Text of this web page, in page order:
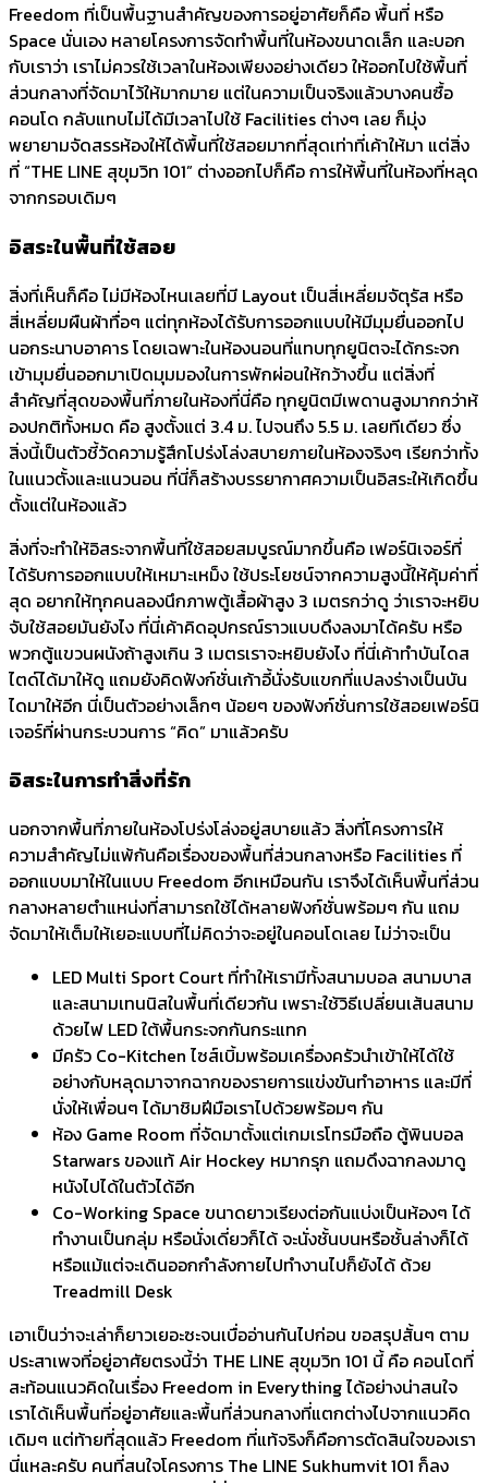
Freedom ที่เป็นพื้นฐานสำคัญของการอยู่อาศัยก็คือ พื้นที่ หรือ
Space นั่นเอง หลายโครงการจัดทำพื้นที่ในห้องขนาดเล็ก และบอก
กับเราว่า เราไม่ควรใช้เวลาในห้องเพียงอย่างเดียว ให้ออกไปใช้พื้นที่
ส่วนกลางที่จัดมาไว้ให้มากมาย แต่ในความเป็นจริงแล้วบางคนซื้อ
คอนโด กลับแทบไม่ได้มีเวลาไปใช้ Facilities ต่างๆ เลย ก็มุ่ง
พยายามจัดสรรห้องให้ได้พื้นที่ใช้สอยมากที่สุดเท่าที่เค้าให้มา แต่สิ่ง
ที่ “THE LINE สุขุมวิท 101” ต่างออกไปก็คือ การให้พื้นที่ในห้องที่หลุด
จากกรอบเดิมๆ
อิสระในพื้นที่ใช้สอย
สิ่งที่เห็นก็คือ ไม่มีห้องไหนเลยที่มี Layout เป็นสี่เหลี่ยมจัตุรัส หรือ
สี่เหลี่ยมผืนผ้าทื่อๆ แต่ทุกห้องได้รับการออกแบบให้มีมุมยื่นออกไป
นอกระนาบอาคาร โดยเฉพาะในห้องนอนที่แทบทุกยูนิตจะได้กระจก
เข้ามุมยื่นออกมาเปิดมุมมองในการพักผ่อนให้กว้างขึ้น แต่สิ่งที่
สำคัญที่สุดของพื้นที่ภายในห้องที่นี่คือ ทุกยูนิตมีเพดานสูงมากกว่าห้
องปกติทั้งหมด คือ สูงตั้งแต่ 3.4 ม. ไปจนถึง 5.5 ม. เลยทีเดียว ซึ่ง
สิ่งนี้เป็นตัวชี้วัดความรู้สึกโปร่งโล่งสบายภายในห้องจริงๆ เรียกว่าทั้ง
ในแนวตั้งและแนวนอน ที่นี่ก็สร้างบรรยากาศความเป็นอิสระให้เกิดขึ้น
ตั้งแต่ในห้องแล้ว
สิ่งที่จะทำให้อิสระจากพื้นที่ใช้สอยสมบูรณ์มากขึ้นคือ เฟอร์นิเจอร์ที่
ได้รับการออกแบบให้เหมาะเหม็ง ใช้ประโยชน์จากความสูงนี้ให้คุ้มค่าที่
สุด อยากให้ทุกคนลองนึกภาพตู้เสื้อผ้าสูง 3 เมตรกว่าดู ว่าเราจะหยิบ
จับใช้สอยมันยังไง ที่นี่เค้าคิดอุปกรณ์ราวแบบดึงลงมาได้ครับ หรือ
พวกตู้แขวนผนังถ้าสูงเกิน 3 เมตรเราจะหยิบยังไง ที่นี่เค้าทำบันไดส
ไตด์ได้มาให้ดู แถมยังคิดฟังก์ชั่นเก้าอี้นั่งรับแขกที่แปลงร่างเป็นบัน
ไดมาให้อีก นี่เป็นตัวอย่างเล็กๆ น้อยๆ ของฟังก์ชั่นการใช้สอยเฟอร์นิ
เจอร์ที่ผ่านกระบวนการ “คิด” มาแล้วครับ
อิสระในการทำสิ่งที่รัก
นอกจากพื้นที่ภายในห้องโปร่งโล่งอยู่สบายแล้ว สิ่งที่โครงการให้
ความสำคัญไม่แพ้กันคือเรื่องของพื้นที่ส่วนกลางหรือ Facilities ที่
ออกแบบมาให้ในแบบ Freedom อีกเหมือนกัน เราจึงได้เห็นพื้นที่ส่วน
กลางหลายตำแหน่งที่สามารถใช้ได้หลายฟังก์ชั่นพร้อมๆ กัน แถม
จัดมาให้เต็มให้เยอะแบบที่ไม่คิดว่าจะอยู่ในคอนโดเลย ไม่ว่าจะเป็น
LED Multi Sport Court ที่ทำให้เรามีทั้งสนามบอล สนามบาส
และสนามเทนนิสในพื้นที่เดียวกัน เพราะใช้วิธีเปลี่ยนเส้นสนาม
ด้วยไฟ LED ใต้พื้นกระจกกันกระแทก
มีครัว Co-Kitchen ไซส์เบิ้มพร้อมเครื่องครัวนำเข้าให้ได้ใช้
อย่างกับหลุดมาจากฉากของรายการแข่งขันทำอาหาร และมีที่
นั่งให้เพื่อนๆ ได้มาชิมฝีมือเราไปด้วยพร้อมๆ กัน
ห้อง Game Room ที่จัดมาตั้งแต่เกมเรโทรมือถือ ตู้พินบอล
Starwars ของแท้ Air Hockey หมากรุก แถมดึงฉากลงมาดู
หนังไปได้ในตัวได้อีก
Co-Working Space ขนาดยาวเรียงต่อกันแบ่งเป็นห้องๆ ได้
ทำงานเป็นกลุ่ม หรือนั่งเดี่ยวก็ได้ จะนั่งชั้นบนหรือชั้นล่างก็ได้
หรือแม้แต่จะเดินออกกำลังกายไปทำงานไปก็ยังได้ ด้วย
Treadmill Desk
เอาเป็นว่าจะเล่าก็ยาวเยอะซะจนเบื่ออ่านกันไปก่อน ขอสรุปสั้นๆ ตาม
ประสาเพจที่อยู่อาศัยตรงนี้ว่า THE LINE สุขุมวิท 101 นี้ คือ คอนโดที่
สะท้อนแนวคิดในเรื่อง Freedom in Everything ได้อย่างน่าสนใจ
เราได้เห็นพื้นที่อยู่อาศัยและพื้นที่ส่วนกลางที่แตกต่างไปจากแนวคิด
เดิมๆ แต่ท้ายที่สุดแล้ว Freedom ที่แท้จริงก็คือการตัดสินใจของเรา
นี่แหละครับ คนที่สนใจโครงการ The LINE Sukhumvit 101 ก็ลง